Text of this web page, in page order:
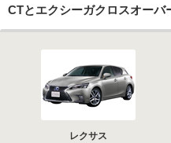
CTとエクシーガクロスオーバ
レクサス